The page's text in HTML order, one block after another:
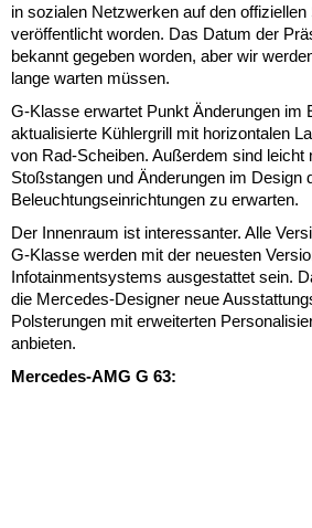
in sozialen Netzwerken auf den
veröffentlicht worden. Das Datum der
bekannt gegeben worden, aber wir
lange warten müssen.
G-Klasse erwartet Punkt Änderungen im
aktualisierte Kühlergrill mit horizontalen
von Rad-Scheiben. Außerdem sind leicht
Stoßstangen und Änderungen im Design
Beleuchtungseinrichtungen zu erwarten.
Der Innenraum ist interessanter. Alle
G-Klasse werden mit der neuesten
Infotainmentsystems ausgestattet sein.
die Mercedes-Designer neue
Polsterungen mit erweiterten
anbieten.
Mercedes-AMG G 63: